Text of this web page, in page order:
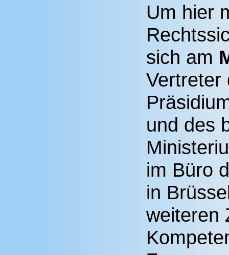
Um hier
sich am
Vertreter
und des
im Büro
in
weiteren